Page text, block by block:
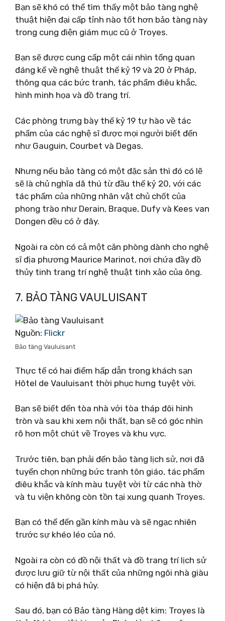
Bạn sẽ khó có thể tìm thấy một bảo tàng nghệ
thuật hiện đại cấp tỉnh nào tốt hơn bảo tàng này
trong cung điện giám mục cũ ở Troyes.
Bạn sẽ được cung cấp một cái nhìn tổng quan
đáng kể về nghệ thuật thế kỷ 19 và 20 ở Pháp,
thông qua các bức tranh, tác phẩm điêu khắc,
hình minh họa và đồ trang trí.
Các phòng trưng bày thế kỷ 19 tự hào về tác
phẩm của các nghệ sĩ được mọi người biết đến
như Gauguin, Courbet và Degas.
Nhưng nếu bảo tàng có một đặc sản thì đó có lẽ
sẽ là chủ nghĩa dã thú từ đầu thế kỷ 20, với các
tác phẩm của những nhân vật chủ chốt của
phong trào như Derain, Braque, Dufy và Kees van
Dongen đều có ở đây.
Ngoài ra còn có cả một căn phòng dành cho nghệ
sĩ địa phương Maurice Marinot, nơi chứa đầy đồ
thủy tinh trang trí nghệ thuật tinh xảo của ông.
7. BẢO TÀNG VAULUISANT
Nguồn: Flickr
Bảo tàng Vauluisant
Thực tế có hai điểm hấp dẫn trong khách sạn
Hôtel de Vauluisant thời phục hưng tuyệt vời.
Bạn sẽ biết đến tòa nhà với tòa tháp đôi hình
tròn và sau khi xem nội thất, bạn sẽ có góc nhìn
rõ hơn một chút về Troyes và khu vực.
Trước tiên, bạn phải đến bảo tàng lịch sử, nơi đã
tuyển chọn những bức tranh tôn giáo, tác phẩm
điêu khắc và kính màu tuyệt vời từ các nhà thờ
và tu viện không còn tồn tại xung quanh Troyes.
Bạn có thể đến gần kính màu và sẽ ngạc nhiên
trước sự khéo léo của nó.
Ngoài ra còn có đồ nội thất và đồ trang trí lịch sử
được lưu giữ từ nội thất của những ngôi nhà giàu
có hiện đã bị phá hủy.
Sau đó, bạn có Bảo tàng Hàng dệt kim: Troyes là